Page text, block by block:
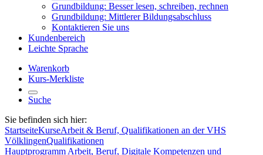
Grundbildung: Besser lesen, schreiben, rechnen
Grundbildung: Mittlerer Bildungsabschluss
Kontaktieren Sie uns
Kundenbereich
Leichte Sprache
Warenkorb
Kurs-Merkliste
Suche
Sie befinden sich hier:
StartseiteKurseArbeit & Beruf, Qualifikationen an der VHS
VölklingenQualifikationen
Hauptprogramm Arbeit, Beruf, Digitale Kompetenzen und